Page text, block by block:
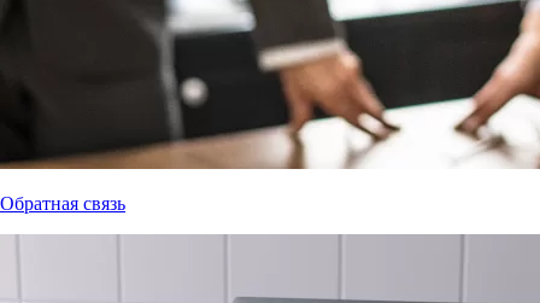
Обратная связь